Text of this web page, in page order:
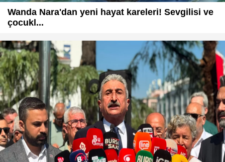
Wanda Nara'dan yeni hayat kareleri! Sevgilisi ve
çocukl...